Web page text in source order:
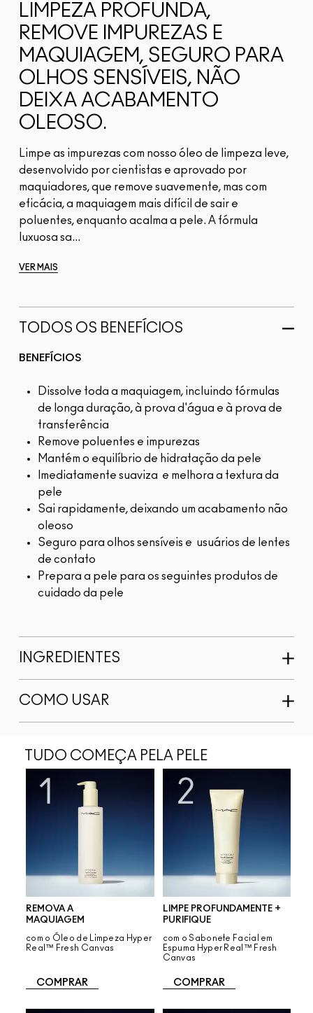
LIMPEZA PROFUNDA,
REMOVE IMPUREZAS E
MAQUIAGEM, SEGURO PARA
OLHOS SENSÍVEIS, NÃO
DEIXA ACABAMENTO
OLEOSO.
Limpe as impurezas com nosso óleo de limpeza leve,
desenvolvido por cientistas e aprovado por
maquiadores, que remove suavemente, mas com
eficácia, a maquiagem mais difícil de sair e
poluentes, enquanto acalma a pele. A fórmula
luxuosa sa...
VER MAIS
TODOS OS BENEFÍCIOS
BENEFÍCIOS
Dissolve toda a maquiagem, incluindo fórmulas
de longa duração, à prova d'água e à prova de
transferência
Remove poluentes e impurezas
Mantém o equilíbrio de hidratação da pele
Imediatamente suaviza e melhora a textura da
pele
Sai rapidamente, deixando um acabamento não
oleoso
Seguro para olhos sensíveis e usuários de lentes
de contato
Prepara a pele para os seguintes produtos de
cuidado da pele
INGREDIENTES
COMO USAR
TUDO COMEÇA PELA PELE
REMOVA A
MAQUIAGEM
com o Óleo de Limpeza Hyper
Real™ Fresh Canvas
COMPRAR
LIMPE PROFUNDAMENTE +
PURIFIQUE
com o Sabonete Facial em
Espuma Hyper Real™ Fresh
Canvas
COMPRAR